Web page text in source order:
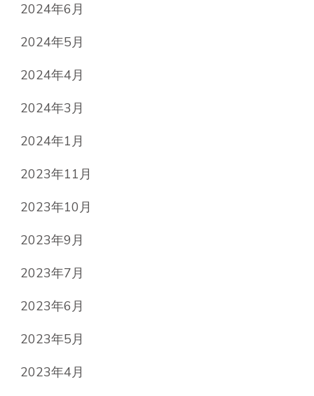
2024年6月
2024年5月
2024年4月
2024年3月
2024年1月
2023年11月
2023年10月
2023年9月
2023年7月
2023年6月
2023年5月
2023年4月